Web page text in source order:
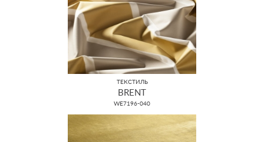
ТЕКСТИЛЬ
BRENT
WE7196-040